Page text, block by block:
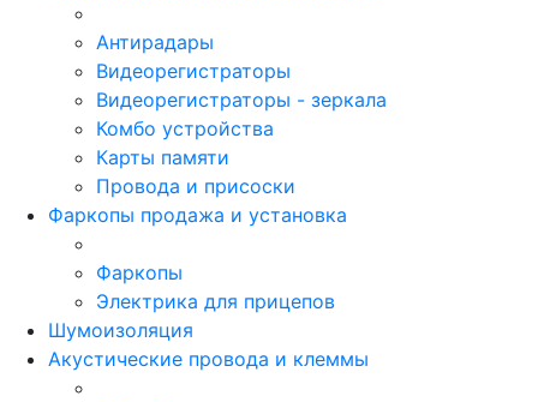
Антирадары
Видеорегистраторы
Видеорегистраторы - зеркала
Комбо устройства
Карты памяти
Провода и присоски
Фаркопы продажа и установка
Фаркопы
Электрика для прицепов
Шумоизоляция
Акустические провода и клеммы